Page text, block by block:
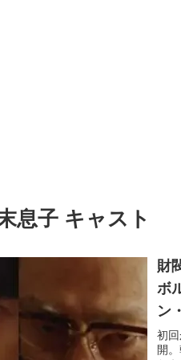
息子 キャスト
財
ボ
ン
初
開